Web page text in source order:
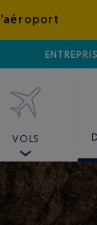
VOLS